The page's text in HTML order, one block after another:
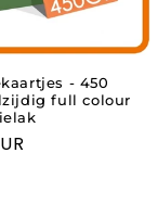
- 450
full colour